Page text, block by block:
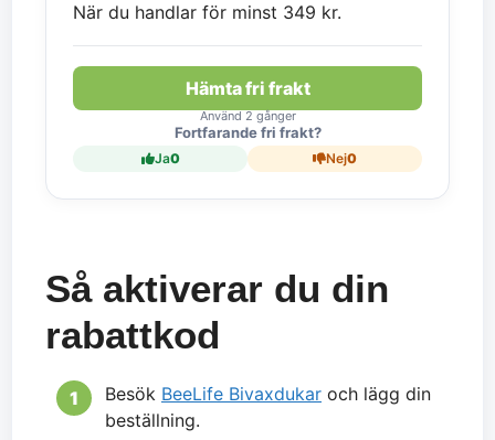
När du handlar för minst 349 kr.
Hämta fri frakt
Använd 2 gånger
Fortfarande fri frakt?
Ja0 Nej0
Så aktiverar du din
rabattkod
Besök BeeLife Bivaxdukar och lägg din
beställning.